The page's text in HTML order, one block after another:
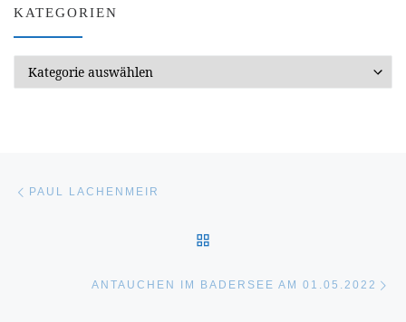
KATEGORIEN
PAUL LACHENMEIR
ANTAUCHEN IM BADERSEE AM 01.05.2022